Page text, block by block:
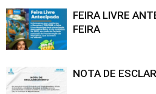
FEIRA LIVRE
FEIRA
NOTA DE